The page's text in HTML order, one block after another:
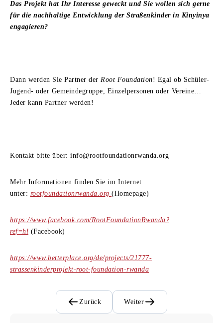
Das Projekt hat Ihr Interesse geweckt und Sie wollen sich gerne
für die nachhaltige Entwicklung der Straßenkinder in Kinyinya
engagieren?
Dann werden Sie Partner der Root Foundation! Egal ob Schüler-
Jugend- oder Gemeindegruppe, Einzelpersonen oder Vereine…
Jeder kann Partner werden!
Kontakt bitte über: info@rootfoundationrwanda.org
Mehr Informationen finden Sie im Internet
unter: rootfoundationrwanda.org (Homepage)
https://www.facebook.com/RootFoundationRwanda?
ref=hl (Facebook)
https://www.betterplace.org/de/projects/21777-
strassenkinderprojekt-root-foundation-rwanda
Zurück Weiter